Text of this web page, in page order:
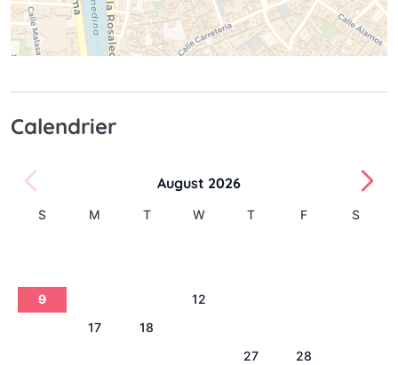
Calendrier
August 2026
S M T W T F
S
9
12
17 18
27 28